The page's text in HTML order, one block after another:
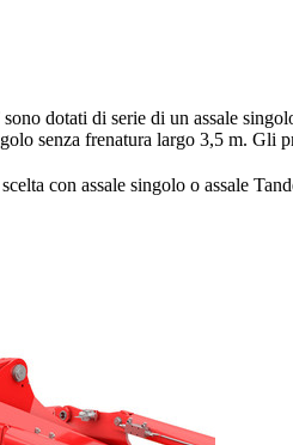
dotati di serie di un assale
senza frenatura largo 3,5 m. Gli
con assale singolo o assale